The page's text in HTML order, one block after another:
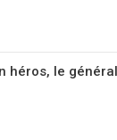
héros, le